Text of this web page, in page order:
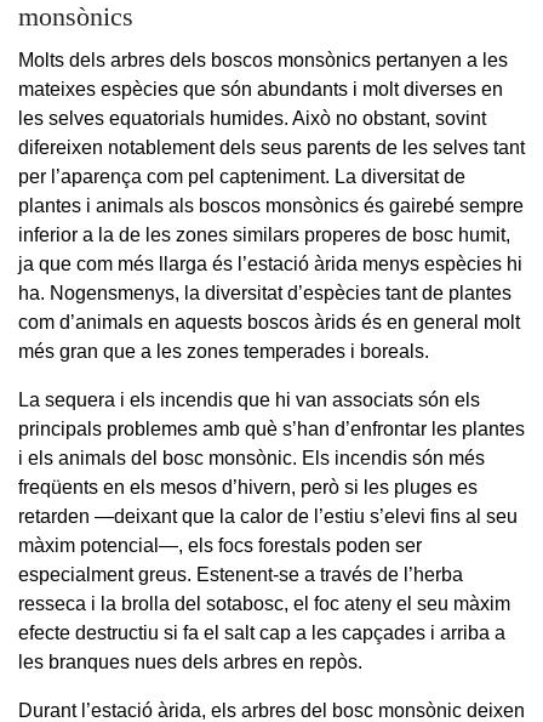
monsònics
Molts dels arbres dels boscos monsònics pertanyen a les
mateixes espècies que són abundants i molt diverses en
les selves equatorials humides. Això no obstant, sovint
difereixen notablement dels seus parents de les selves tant
per l’aparença com pel capteniment. La diversitat de
plantes i animals als boscos monsònics és gairebé sempre
inferior a la de les zones similars properes de bosc humit,
ja que com més llarga és l’estació àrida menys espècies hi
ha. Nogensmenys, la diversitat d’espècies tant de plantes
com d’animals en aquests boscos àrids és en general molt
més gran que a les zones temperades i boreals.
La sequera i els incendis que hi van associats són els
principals problemes amb què s’han d’enfrontar les plantes
i els animals del bosc monsònic. Els incendis són més
freqüents en els mesos d’hivern, però si les pluges es
retarden —deixant que la calor de l’estiu s’elevi fins al seu
màxim potencial—, els focs forestals poden ser
especialment greus. Estenent-se a través de l’herba
resseca i la brolla del sotabosc, el foc ateny el seu màxim
efecte destructiu si fa el salt cap a les capçades i arriba a
les branques nues dels arbres en repòs.
Durant l’estació àrida, els arbres del bosc monsònic deixen